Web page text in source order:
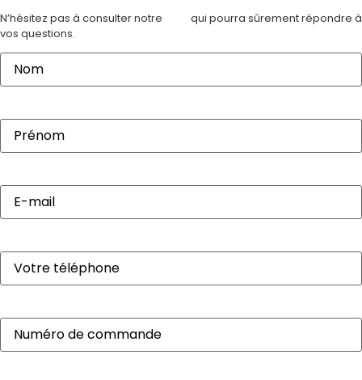
N’hésitez pas à consulter notre
qui pourra sûrement répondre à
vos questions.
Nom(Nécessaire)
Prénom(Nécessaire)
E-
mail(Nécessaire)
Votre
téléphone (Nécessaire)
Numéro
commande